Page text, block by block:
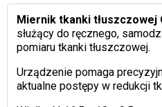
Miernik tkanki tłuszczowej
służący do ręcznego,
pomiaru tkanki tłuszczowej.
Urządzenie pomaga
aktualne postępy w redukcji